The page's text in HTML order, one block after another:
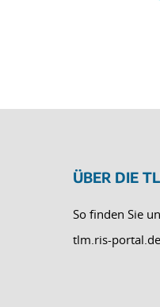
ÜBER DIE
So finden Sie
tlm.ris-portal.de